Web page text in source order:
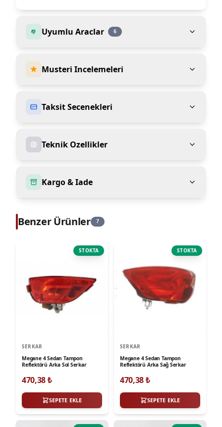
Uyumlu Araclar 6
Musteri Incelemeleri
Taksit Secenekleri
Teknik Ozellikler
Kargo & Iade
Benzer Ürünler 7
STOKTA
SERKAR
Megane 4 Sedan Tampon
Reflektörü Arka Sol Serkar
470,38₺
SEPETE EKLE
STOKTA
SERKAR
Megane 4 Sedan Tampon
Reflektörü Arka Sağ Serkar
470,38₺
SEPETE EKLE